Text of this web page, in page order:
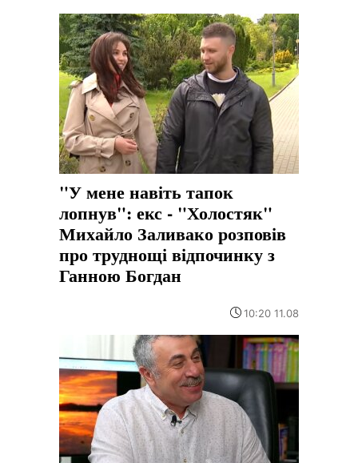
"У мене навіть тапок
лопнув": екс - "Холостяк"
Михайло Заливако розповів
про труднощі відпочинку з
Ганною Богдан
10:20 11.08